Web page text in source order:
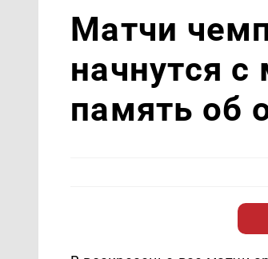
Матчи
начнутся
память об